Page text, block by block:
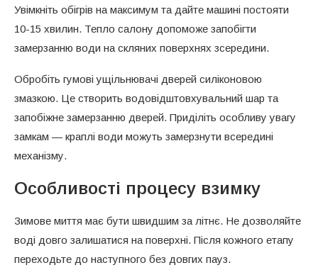
Увімкніть обігрів на максимум та дайте машині постояти
10-15 хвилин. Тепло салону допоможе запобігти
замерзанню води на скляних поверхнях зсередини.
Обробіть гумові ущільнювачі дверей силіконовою
змазкою. Це створить водовідштовхувальний шар та
запобіжне замерзанню дверей. Приділіть особливу увагу
замкам — краплі води можуть замерзнути всередині
механізму.
Особливості процесу взимку
Зимове миття має бути швидшим за літнє. Не дозволяйте
воді довго залишатися на поверхні. Після кожного етапу
переходьте до наступного без довгих пауз.